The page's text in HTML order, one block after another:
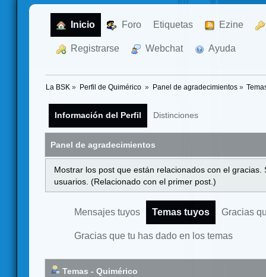
Inicio Foro Etiquetas Ezine
Registrarse Webchat Ayuda
La BSK » Perfil de Quimérico » Panel de agradecimientos»
Información del Perfil Distinciones
Panel de agradecimientos
Mostrar los post que están relacionados con el
usuarios. (Relacionado con el primer post.)
Mensajes tuyos Temas tuyos Gracias
Gracias que tu has dado en los temas
Temas - Quimérico